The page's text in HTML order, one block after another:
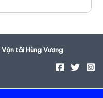
Vận tải Hùng Vương.